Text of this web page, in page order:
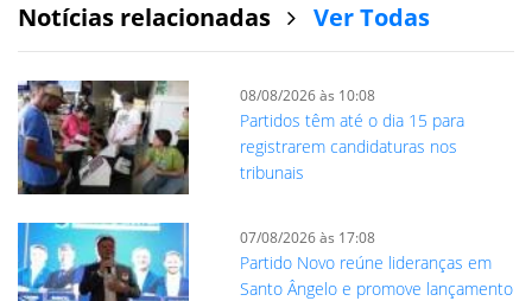
Notícias relacionadas Ver Todas
08/08/2026 às 10:08
Partidos têm até o dia 15 para
registrarem candidaturas nos
tribunais
07/08/2026 às 17:08
Partido Novo reúne lideranças em
Santo Ângelo e promove lançamento